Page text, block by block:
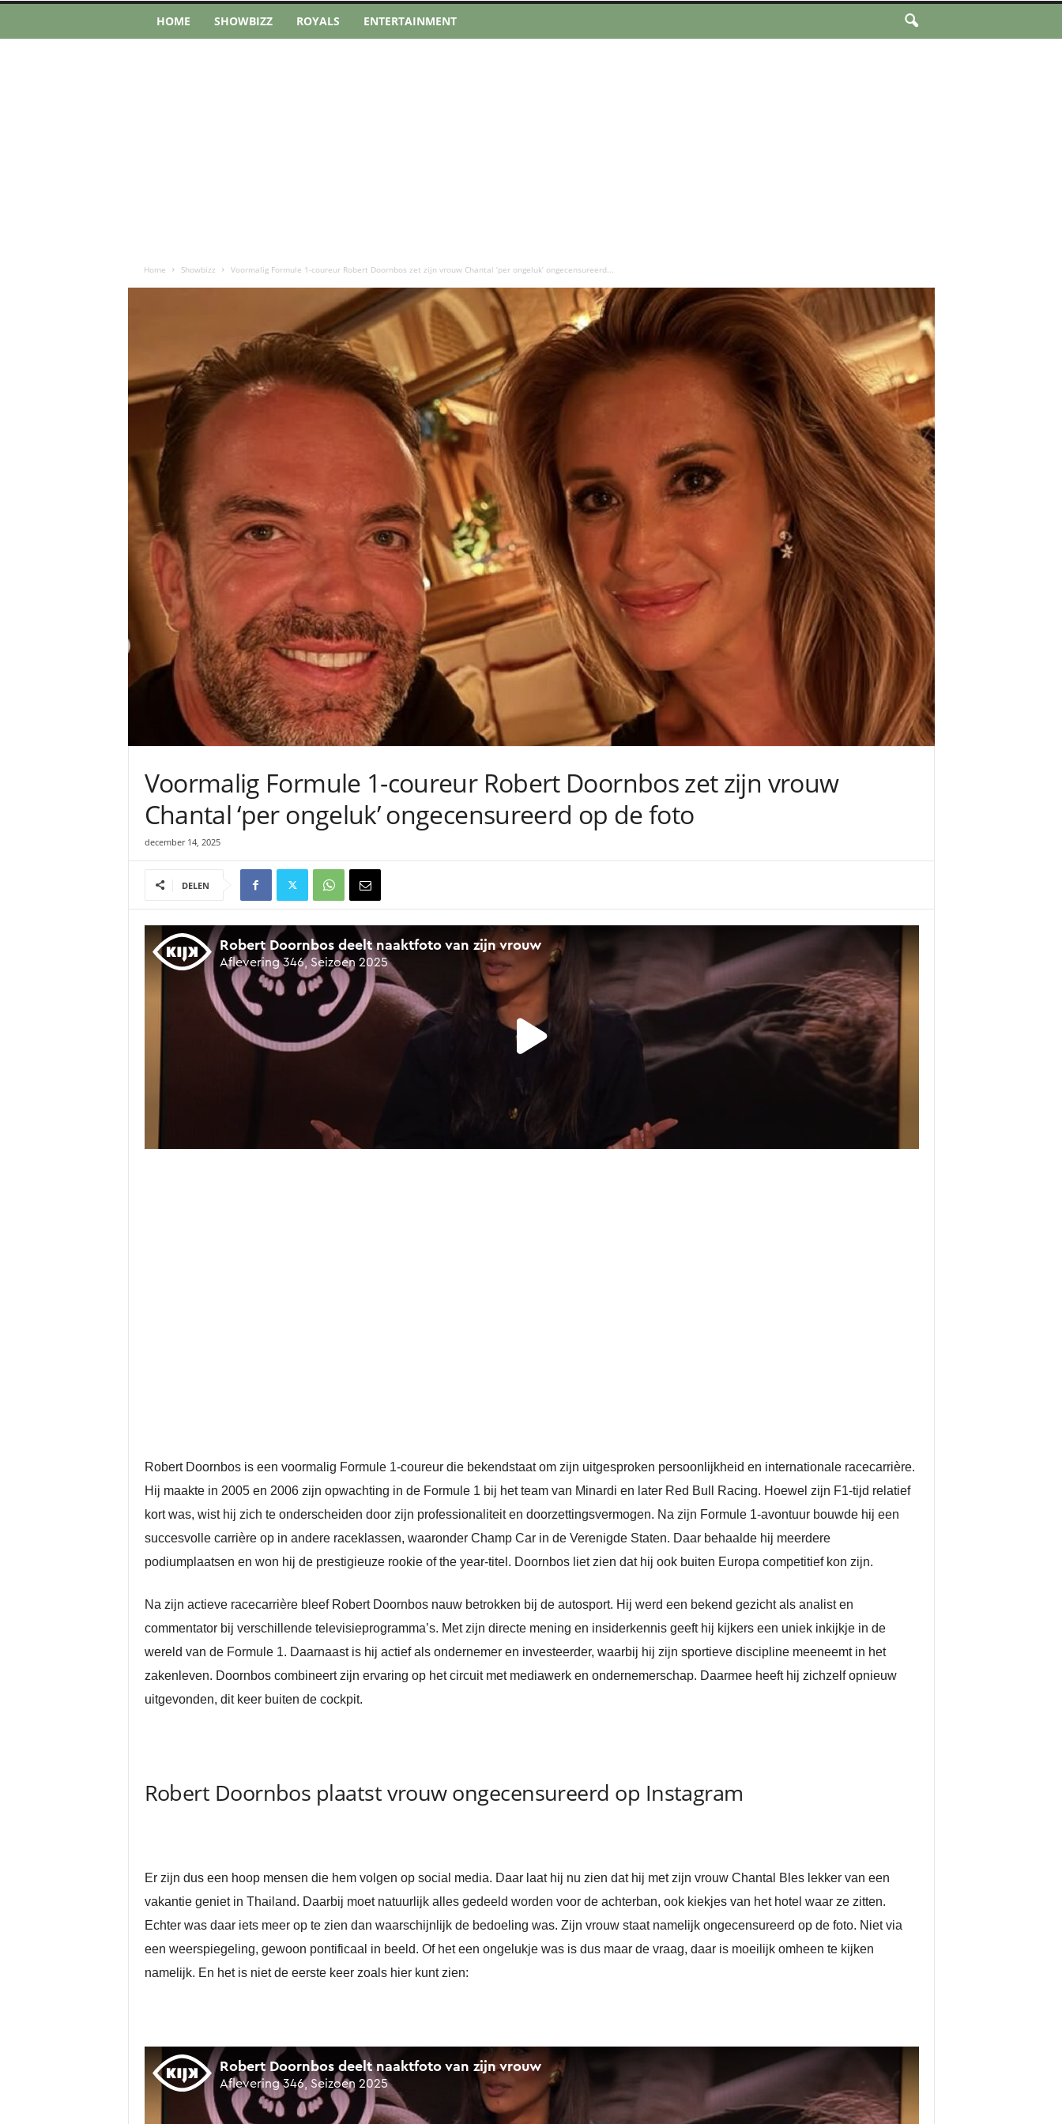
HOME SHOWBIZZ ROYALS ENTERTAINMENT
Home Showbizz Voormalig Formule 1-coureur Robert Doornbos zet zijn vrouw Chantal ‘per ongeluk’ ongecensureerd...
Voormalig Formule 1-coureur Robert Doornbos zet zijn vrouw
Chantal ‘per ongeluk’ ongecensureerd op de foto
december 14, 2025
DELEN
Robert Doornbos is een voormalig Formule 1-coureur die bekendstaat om zijn uitgesproken persoonlijkheid en internationale racecarrière.
Hij maakte in 2005 en 2006 zijn opwachting in de Formule 1 bij het team van Minardi en later Red Bull Racing. Hoewel zijn F1-tijd relatief
kort was, wist hij zich te onderscheiden door zijn professionaliteit en doorzettingsvermogen. Na zijn Formule 1-avontuur bouwde hij een
succesvolle carrière op in andere raceklassen, waaronder Champ Car in de Verenigde Staten. Daar behaalde hij meerdere
podiumplaatsen en won hij de prestigieuze rookie of the year-titel. Doornbos liet zien dat hij ook buiten Europa competitief kon zijn.
Na zijn actieve racecarrière bleef Robert Doornbos nauw betrokken bij de autosport. Hij werd een bekend gezicht als analist en
commentator bij verschillende televisieprogramma’s. Met zijn directe mening en insiderkennis geeft hij kijkers een uniek inkijkje in de
wereld van de Formule 1. Daarnaast is hij actief als ondernemer en investeerder, waarbij hij zijn sportieve discipline meeneemt in het
zakenleven. Doornbos combineert zijn ervaring op het circuit met mediawerk en ondernemerschap. Daarmee heeft hij zichzelf opnieuw
uitgevonden, dit keer buiten de cockpit.
Robert Doornbos plaatst vrouw ongecensureerd op Instagram
Er zijn dus een hoop mensen die hem volgen op social media. Daar laat hij nu zien dat hij met zijn vrouw Chantal Bles lekker van een
vakantie geniet in Thailand. Daarbij moet natuurlijk alles gedeeld worden voor de achterban, ook kiekjes van het hotel waar ze zitten.
Echter was daar iets meer op te zien dan waarschijnlijk de bedoeling was. Zijn vrouw staat namelijk ongecensureerd op de foto. Niet via
een weerspiegeling, gewoon pontificaal in beeld. Of het een ongelukje was is dus maar de vraag, daar is moeilijk omheen te kijken
namelijk. En het is niet de eerste keer zoals hier kunt zien: